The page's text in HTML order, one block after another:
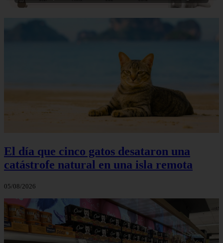
El día que cinco gatos desataron una
catástrofe natural en una isla remota
05/08/2026